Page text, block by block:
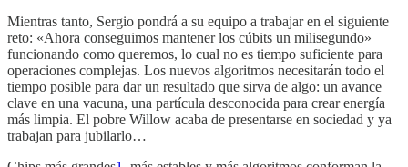
Mientras tanto, Sergio pondrá a su equipo a trabajar en el siguiente
reto: «Ahora conseguimos mantener los cúbits un milisegundo»
funcionando como queremos, lo cual no es tiempo suficiente para
operaciones complejas. Los nuevos algoritmos necesitarán todo el
tiempo posible para dar un resultado que sirva de algo: un avance
clave en una vacuna, una partícula desconocida para crear energía
más limpia. El pobre Willow acaba de presentarse en sociedad y ya
trabajan para jubilarlo…